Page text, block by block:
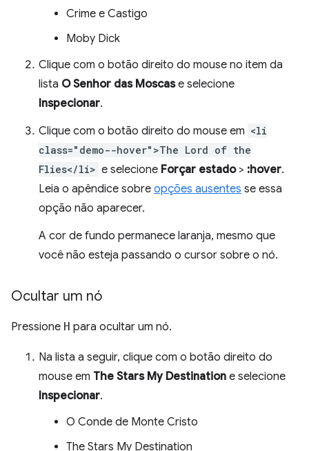
Crime e Castigo
Moby Dick
Clique com o botão direito do mouse no item da
lista O Senhor das Moscase selecione
Inspecionar.
Clique com o botão direito do mouse em <li
class="demo--hover">The Lord of the
Flies</li> e selecione Forçar estado> :hover.
Leia o apêndice sobre opções ausentes se essa
opção não aparecer.
A cor de fundo permanece laranja, mesmo que
você não esteja passando o cursor sobre o nó.
Ocultar um nó
Pressione H para ocultar um nó.
Na lista a seguir, clique com o botão direito do
mouse em The Stars My Destination e selecione
Inspecionar.
O Conde de Monte Cristo
The Stars My Destination